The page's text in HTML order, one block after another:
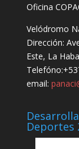
Oficina
Velódromo
Dirección:
Este, La
email:
Deportes